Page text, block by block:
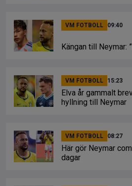
VM FOTBOLL 09:40
Kängan till Neymar:
VM FOTBOLL 15:23
Elva år gammalt
hyllning till Neymar
VM FOTBOLL 08:27
Här gör Neymar
dagar